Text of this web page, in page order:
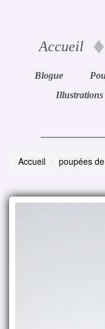
Accueil
Blogue
Illustrations
Accueil poupées